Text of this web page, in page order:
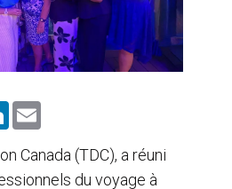
L
k
e
d
i
Canada (TDC), a réuni
du voyage à